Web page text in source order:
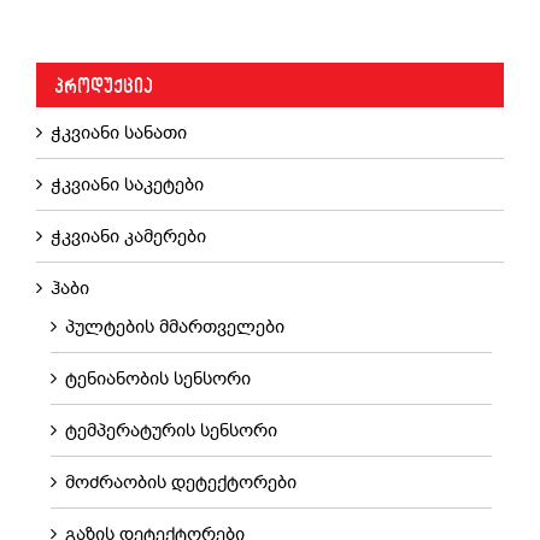
ᲞᲠᲝᲓᲣᲥᲪᲘᲐ
ჭკვიანი სანათი
ჭკვიანი საკეტები
ჭკვიანი კამერები
ჰაბი
პულტების მმართველები
ტენიანობის სენსორი
ტემპერატურის სენსორი
მოძრაობის დეტექტორები
გაზის დეტექტორები